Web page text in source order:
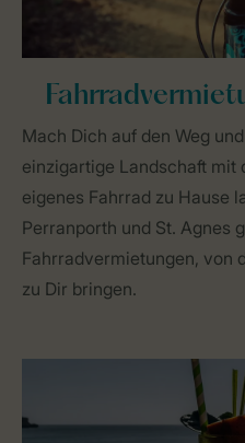
Mach Dich auf den Weg
einzigartige Landschaft mit
eigenes Fahrrad zu Hause
Perranporth und St. Agnes
Fahrradvermietungen, von
zu Dir bringen.